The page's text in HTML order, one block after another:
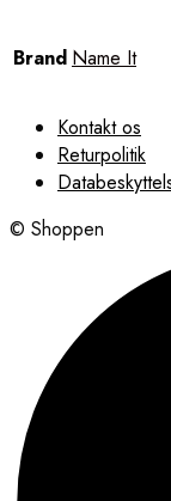
Brand Name It
Kontakt os
Returpolitik
© Shoppen